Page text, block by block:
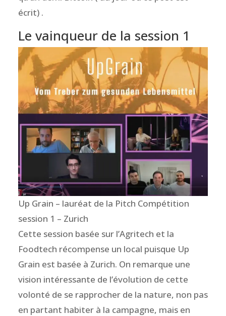
écrit) .
Le vainqueur de la session 1
Up Grain – lauréat de la Pitch Compétition
session 1 – Zurich
Cette session basée sur l’Agritech et la
Foodtech récompense un local puisque Up
Grain est basée à Zurich. On remarque une
vision intéressante de l’évolution de cette
volonté de se rapprocher de la nature, non pas
en partant habiter à la campagne, mais en